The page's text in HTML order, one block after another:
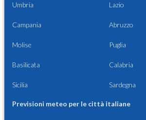
Umbria Lazio
Campania Abruzzo
Molise Puglia
Basilicata Calabria
Sicilia Sardegna
Previsioni meteo per le città italiane